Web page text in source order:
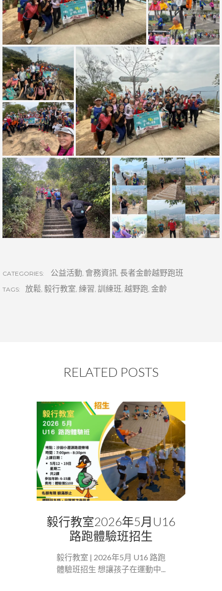
CATEGORIES: 公益活動, 會務資訊, 長者金齡越野跑班
TAGS: 放鬆, 毅行教室, 練習, 訓練班, 越野跑, 金齡
RELATED POSTS
毅行教室2026年5月U16
路跑體驗班招生
毅行教室 | 2026年5月 U16 路跑
體驗班招生 想讓孩子在運動中...